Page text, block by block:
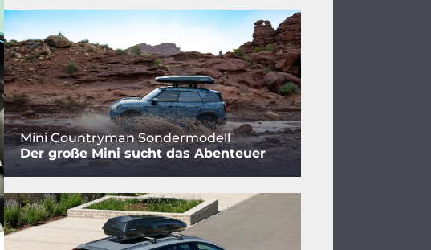
Mini Countryman Sondermodell
Der große Mini sucht das Abenteuer